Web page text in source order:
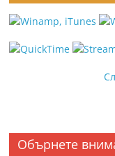
Обърнете